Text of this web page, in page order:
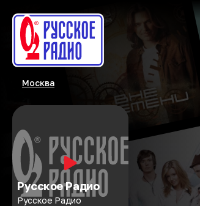
Москва
Русское Радио
Русское Радио